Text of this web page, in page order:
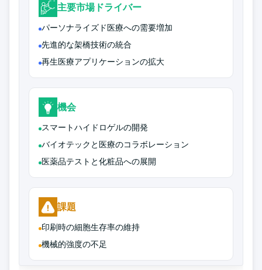
主要市場ドライバー
パーソナライズド医療への需要増加
先進的な架橋技術の統合
再生医療アプリケーションの拡大
機会
スマートハイドロゲルの開発
バイオテックと医療のコラボレーション
医薬品テストと化粧品への展開
課題
印刷時の細胞生存率の維持
機械的強度の不足